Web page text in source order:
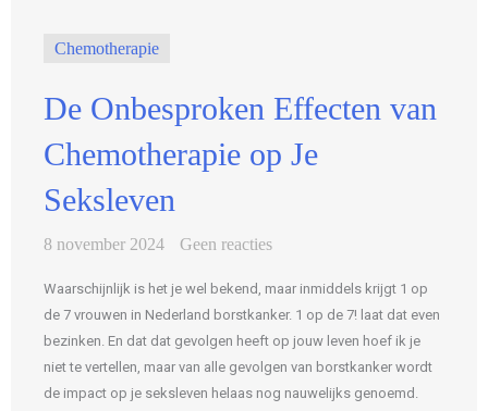
Chemotherapie
De Onbesproken Effecten van
Chemotherapie op Je
Seksleven
8 november 2024 Geen reacties
Waarschijnlijk is het je wel bekend, maar inmiddels krijgt 1 op
de 7 vrouwen in Nederland borstkanker. 1 op de 7! laat dat even
bezinken. En dat dat gevolgen heeft op jouw leven hoef ik je
niet te vertellen, maar van alle gevolgen van borstkanker wordt
de impact op je seksleven helaas nog nauwelijks genoemd.